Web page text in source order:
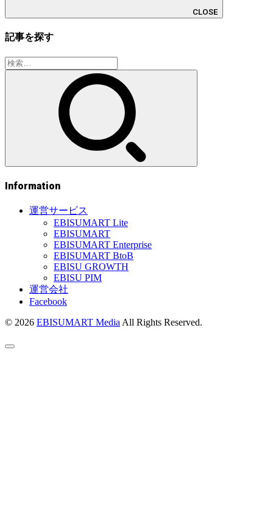
CLOSE
記事を探す
検
索:
Information
運営サービス
EBISUMART Lite
EBISUMART
EBISUMART Enterprise
EBISUMART BtoB
EBISU GROWTH
EBISU PIM
運営会社
Facebook
© 2026 EBISUMART Media All Rights Reserved.